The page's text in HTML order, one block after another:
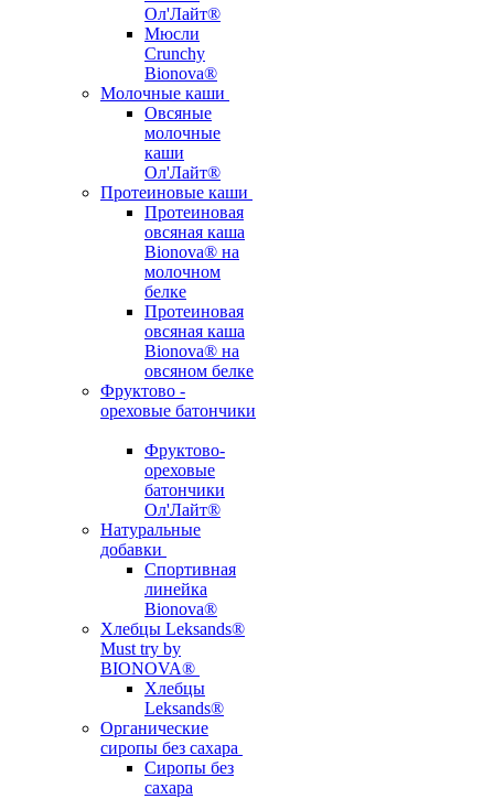
Ол'Лайт®
Мюсли
Crunchy
Bionova®
Молочные каши
Овсяные
молочные
каши
Ол'Лайт®
Протеиновые каши
Протеиновая
овсяная каша
Bionova® на
молочном
белке
Протеиновая
овсяная каша
Bionova® на
овсяном белке
Фруктово -
ореховые батончики
Фруктово-
ореховые
батончики
Ол'Лайт®
Натуральные
добавки
Спортивная
линейка
Bionova®
Хлебцы Leksands®
Must try by
BIONOVA®
Хлебцы
Leksands®
Органические
сиропы без сахара
Сиропы без
сахара